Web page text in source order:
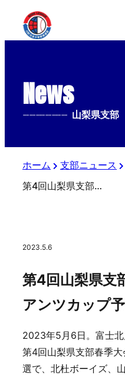
News
-------------- 山梨県支部
ホーム 支部ニュース
第4回山梨県支部春季大会.ジャイアンツカップ予選
2023.5.6
第4回山梨県支
アンツカップ
2023年5月6日。富士北
第4回山梨県支部春季
選で、北杜ボーイズ、